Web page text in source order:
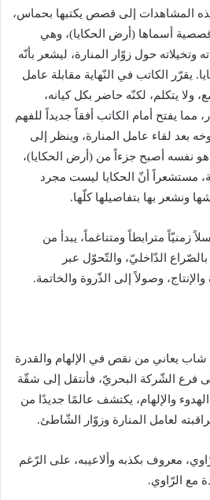
المشاهدات إلى قصص يكتبها بحماس،
أسماها ( أرض الحكايا)، وهي
حول زوّار المنارة، ليشعر بأنّه
. يقرّر الكاتب في النّهاية مقابلة عامل
ولا يتكلم، لكنّه حاضر بكل كيانه،
يفتح أمام الكاتب أفقاً جديداً للفهم
بعد لقاء عامل المنارة، وينظر إلى
هو نفسه أصبح جزءاً من ( أرض الحكايا)،
مستشعراً أنّ الحكايا ليست مجرد
ونشعر بها بتفاصيلها كلّها.
زمنيّاً مترابطاً ومتناغماً، يبدأ من
الدّاخليّ، والتّحوّل عبر
وصولاً إلى الذّروة والخاتمة.
شاب يعاني من نقص في الإلهام والقدرة
إلى فرع الشّركة البحريّ، فأنتقل إلى شقّة
والإلهام، يكتشف عالمًا جديدًا من
لعامل المنارة وزوّار الشّاطئ.
معروف بكذبه وألاعيبه، على الرّغم
مع الرّاوي.